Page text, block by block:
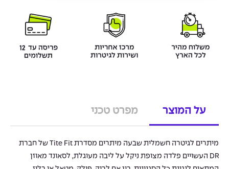
על המוצר מפרט טכני
מיתרים לגיטרה חשמלית שבעה מיתרים מסדרת Tite Fit של חברת
DR העשויים פלדה מצופת ניקל על ליבה מעוגלת, לסאונד מאוזן